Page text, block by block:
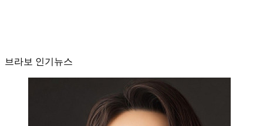
브라보 인기뉴스